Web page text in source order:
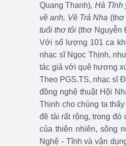
Quang Thanh), Hà Tĩnh
về anh, Về Trả Nha
tuổi thơ tôi (thơ Nguyễn
Với số lượng 101 ca
nhạc sĩ Ngọc Thịnh,
tác giả với quê hương
Theo PGS.TS, nhạc sĩ
đồng nghệ thuật Hội
Thịnh cho chúng ta
đề tài rất rộng, trong
của thiên nhiên, sông
Nghệ - Tĩnh và vận